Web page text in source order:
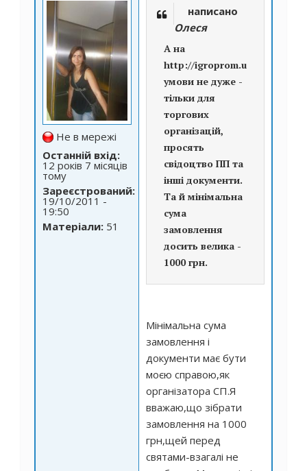
Не в мережі
Останній вхід:
12 років 7 місяців
тому
Зареєстрований:
19/10/2011 -
19:50
Матеріали: 51
написано
Олеся
А на
http://igroprom.ua/
умови не дуже -
тільки для
торгових
організацій,
просять
свідоцтво ПП та
інші документи.
Та й мінімальна
сума
замовлення
досить велика -
1000 грн.
Мінімальна сума
замовлення і
документи має бути
моєю справою,як
організатора СП.Я
вважаю,що зібрати
замовлення на 1000
грн,щей перед
святами-взагалі не